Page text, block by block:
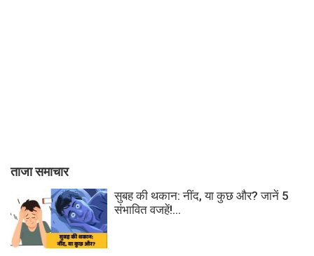
ताजा समाचार
सुबह की थकान: नींद, या कुछ और? जानें 5
संभावित वजहें!...